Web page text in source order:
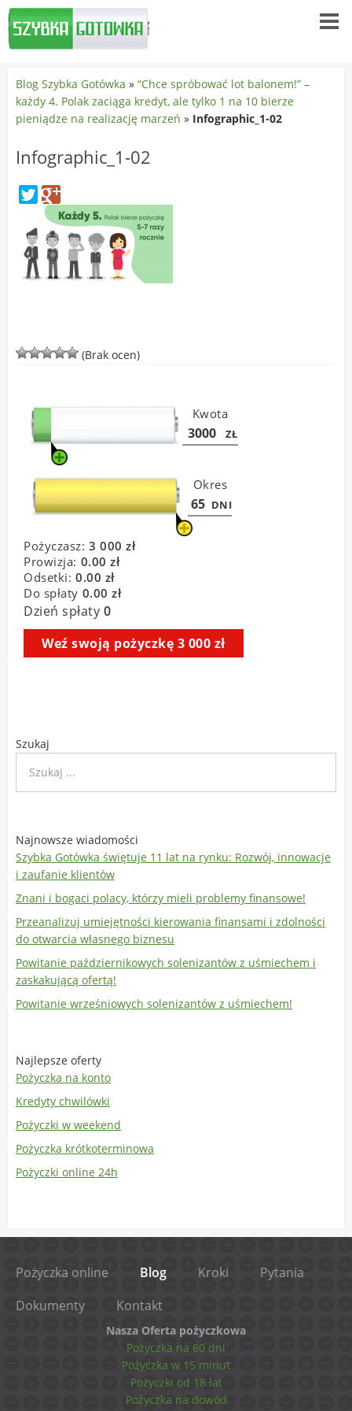
Blog Szybka Gotówka » “Chce spróbować lot balonem!” –
każdy 4. Polak zaciąga kredyt, ale tylko 1 na 10 bierze
pieniądze na realizację marzeń » Infographic_1-02
Infographic_1-02
(Brak ocen)
Szukaj
Najnowsze wiadomości
Szybka Gotówka świętuje 11 lat na rynku: Rozwój, innowacje
i zaufanie klientów
Znani i bogaci polacy, którzy mieli problemy finansowe!
Przeanalizuj umiejętności kierowania finansami i zdolności
do otwarcia własnego biznesu
Powitanie październikowych solenizantów z uśmiechem i
zaskakującą ofertą!
Powitanie wrześniowych solenizantów z uśmiechem!
Najlepsze oferty
Pożyczka na konto
Kredyty chwilówki
Pożyczki w weekend
Pożyczka krótkoterminowa
Pożyczki online 24h
Pożyczka online Blog Kroki
Pytania
Dokumenty
Kontakt
Nasza Oferta pożyczkowa
Pożyczka na 60 dni
Pożyczka w 15 minut
Pożyczki od 18 lat
Pożyczka na dowód